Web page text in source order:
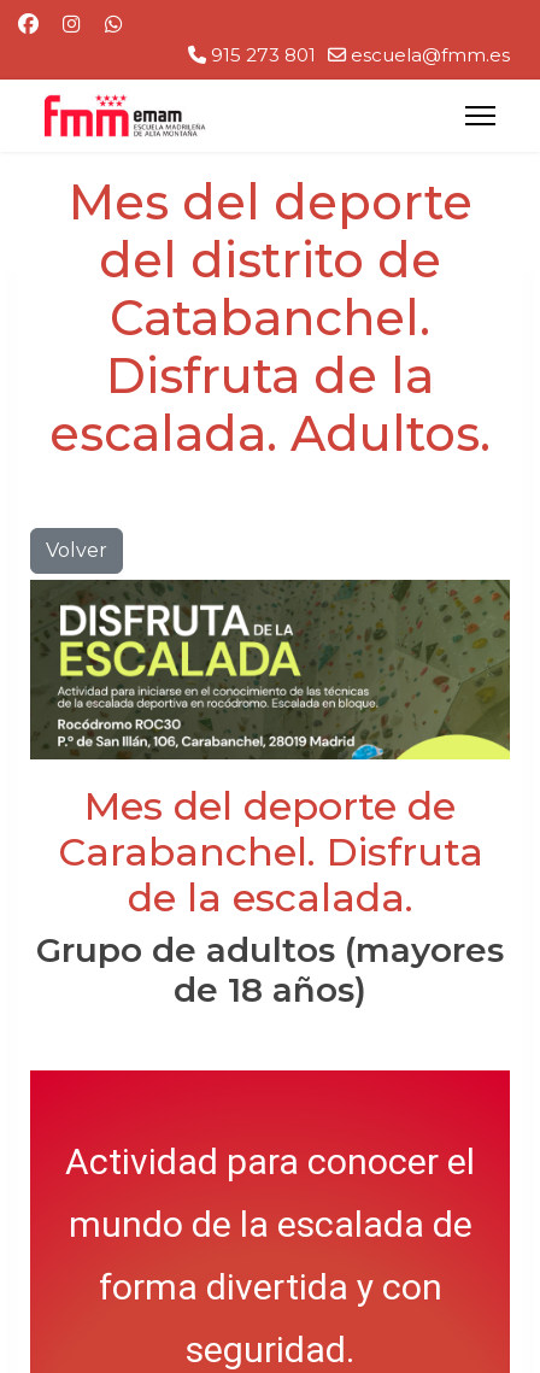
915 273 801 escuela@fmm.es
Mes del deporte
del distrito de
Catabanchel.
Disfruta de la
escalada. Adultos.
Volver
Mes del deporte de
Carabanchel. Disfruta
de la escalada.
Grupo de adultos (mayores
de 18 años)
Actividad para conocer el
mundo de la escalada de
forma divertida y con
seguridad.